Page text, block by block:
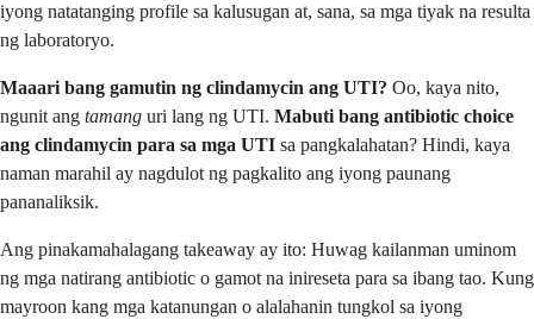
iyong natatanging profile sa kalusugan at, sana, sa mga tiyak na resulta
ng laboratoryo.
Maaari bang gamutin ng clindamycin ang UTI? Oo, kaya nito,
ngunit ang tamang uri lang ng UTI. Mabuti bang antibiotic choice
ang clindamycin para sa mga UTI sa pangkalahatan? Hindi, kaya
naman marahil ay nagdulot ng pagkalito ang iyong paunang
pananaliksik.
Ang pinakamahalagang takeaway ay ito: Huwag kailanman uminom
ng mga natirang antibiotic o gamot na inireseta para sa ibang tao. Kung
mayroon kang mga katanungan o alalahanin tungkol sa iyong